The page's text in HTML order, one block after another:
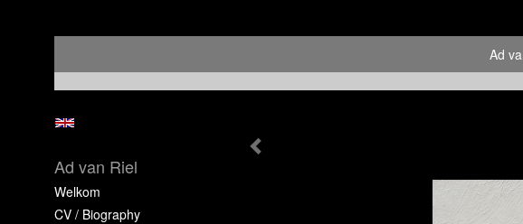
Ad
Ad van Riel
Welkom
CV / Biography